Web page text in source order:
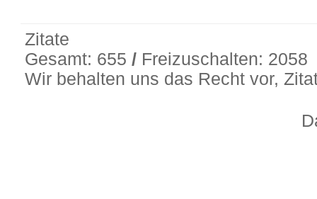
Zitate
Gesamt: 655/ Freizuschalten: 2058
Wir behalten uns das Recht vor,